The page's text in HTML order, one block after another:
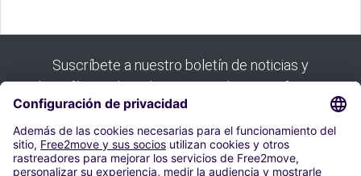
Suscríbete a nuestro boletín de noticias y
benefíciate de todas nuestras buenas ofertas:
Suscribirse